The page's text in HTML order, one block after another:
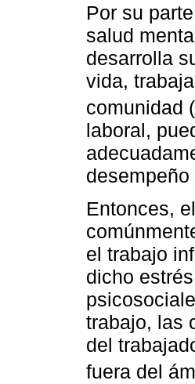
Por su
salud
desarrolla
vida,
comunidad (
laboral,
Entonces,
el trabajo
dicho
trabajo, las
del
fuera del